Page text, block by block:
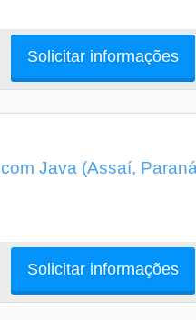
Solicitar informações
Java (Assaí,
Solicitar informações